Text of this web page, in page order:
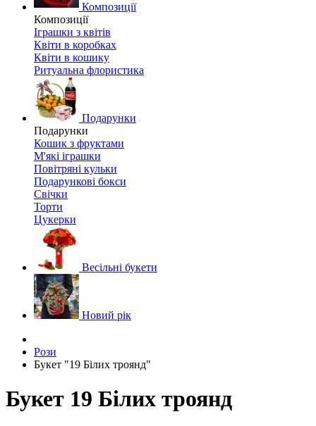
Композиції
Композиції
Іграшки з квітів
Квіти в коробках
Квіти в кошику
Ритуальна флористика
Подарунки
Подарунки
Кошик з фруктами
М'які іграшки
Повітряні кульки
Подарункові бокси
Свічки
Торти
Цукерки
Весільні букети
Новий рік
Рози
Букет "19 Білих троянд"
Букет 19 Білих троянд